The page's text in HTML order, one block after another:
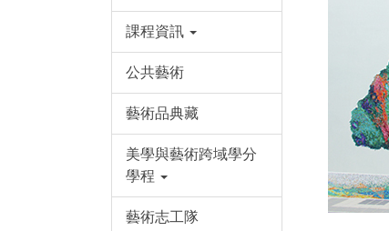
課程資訊
公共藝術
藝術品典藏
美學與藝術跨域學分
學程
藝術志工隊